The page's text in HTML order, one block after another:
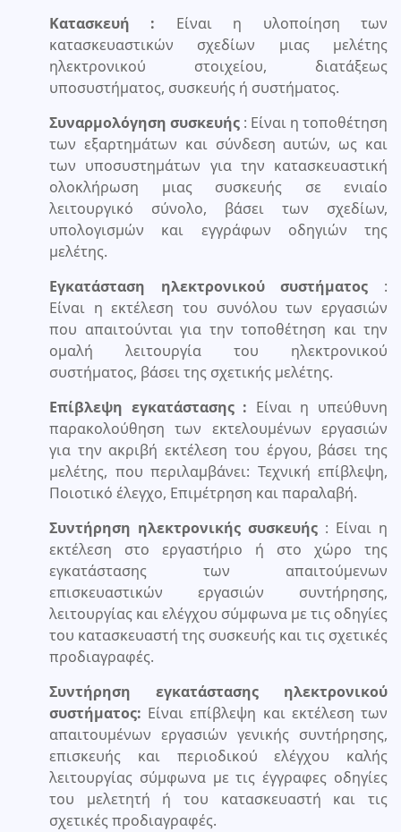
Κατασκευή : Είναι η υλοποίηση των
κατασκευαστικών σχεδίων μιας μελέτης
ηλεκτρονικού στοιχείου, διατάξεως
υποσυστήματος, συσκευής ή συστήματος.
Συναρμολόγηση συσκευής : Είναι η τοποθέτηση
των εξαρτημάτων και σύνδεση αυτών, ως και
των υποσυστημάτων για την κατασκευαστική
ολοκλήρωση μιας συσκευής σε ενιαίο
λειτουργικό σύνολο, βάσει των σχεδίων,
υπολογισμών και εγγράφων οδηγιών της
μελέτης.
Εγκατάσταση ηλεκτρονικού συστήματος :
Είναι η εκτέλεση του συνόλου των εργασιών
που απαιτούνται για την τοποθέτηση και την
ομαλή λειτουργία του ηλεκτρονικού
συστήματος, βάσει της σχετικής μελέτης.
Επίβλεψη εγκατάστασης : Είναι η υπεύθυνη
παρακολούθηση των εκτελουμένων εργασιών
για την ακριβή εκτέλεση του έργου, βάσει της
μελέτης, που περιλαμβάνει: Τεχνική επίβλεψη,
Ποιοτικό έλεγχο, Επιμέτρηση και παραλαβή.
Συντήρηση ηλεκτρονικής συσκευής : Είναι η
εκτέλεση στο εργαστήριο ή στο χώρο της
εγκατάστασης των απαιτούμενων
επισκευαστικών εργασιών συντήρησης,
λειτουργίας και ελέγχου σύμφωνα με τις οδηγίες
του κατασκευαστή της συσκευής και τις σχετικές
προδιαγραφές.
Συντήρηση εγκατάστασης ηλεκτρονικού
συστήματος: Είναι επίβλεψη και εκτέλεση των
απαιτουμένων εργασιών γενικής συντήρησης,
επισκευής και περιοδικού ελέγχου καλής
λειτουργίας σύμφωνα με τις έγγραφες οδηγίες
του μελετητή ή του κατασκευαστή και τις
σχετικές προδιαγραφές.